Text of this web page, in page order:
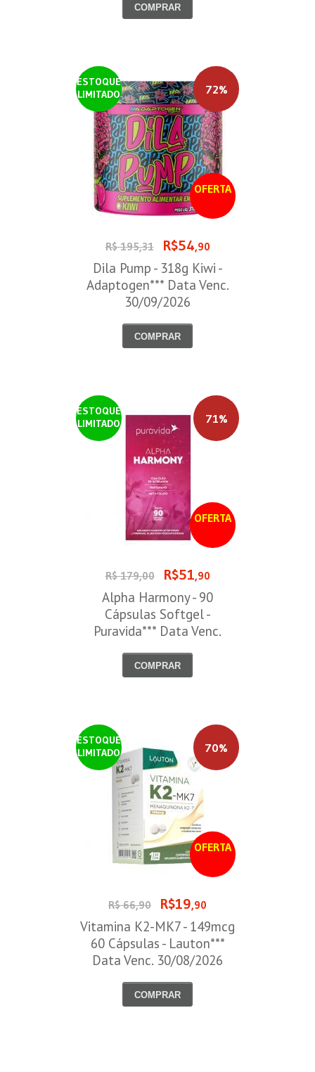
COMPRAR
ESTOQUE
LIMITADO
OFERTA
72%
R$ 195,31 R$54,90
Dila Pump - 318g Kiwi -
Adaptogen*** Data Venc.
30/09/2026
COMPRAR
ESTOQUE
LIMITADO
OFERTA
71%
R$ 179,00 R$51,90
Alpha Harmony - 90
Cápsulas Softgel -
Puravida*** Data Venc.
COMPRAR
ESTOQUE
LIMITADO
OFERTA
70%
R$ 66,90 R$19,90
Vitamina K2-MK7 - 149mcg
60 Cápsulas - Lauton***
Data Venc. 30/08/2026
COMPRAR